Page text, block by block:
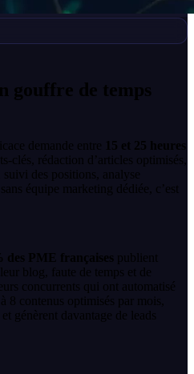
gouffre de temps
demande entre 15 et 25 heures
clés, rédaction d’articles optimisés,
des positions, analyse
équipe marketing dédiée, c’est
des PME françaises publient
blog, faute de temps et de
concurrents qui ont automatisé
8 contenus optimisés par mois,
génèrent davantage de leads